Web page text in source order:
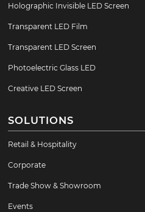
Holographic Invisible LED Screen
Transparent LED Film
Transparent LED Screen
Photoelectric Glass LED
Creative LED Screen
SOLUTIONS
Retail & Hospitality
Corporate
Trade Show & Showroom
Events